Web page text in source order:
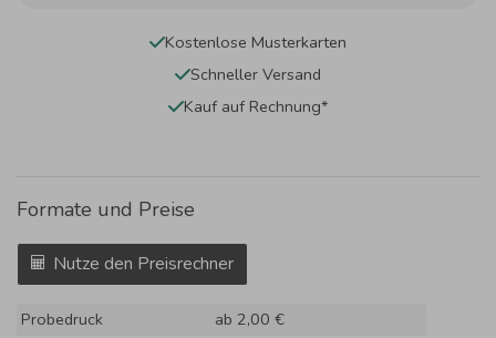
Kostenlose Musterkarten
Schneller Versand
Kauf auf Rechnung*
Formate und Preise
Nutze den Preisrechner
Probedruck
ab 2,00 €